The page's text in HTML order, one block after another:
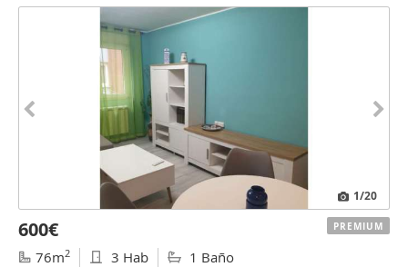
1/20
600€
76m2 3 Hab 1 Baño
PREMIUM